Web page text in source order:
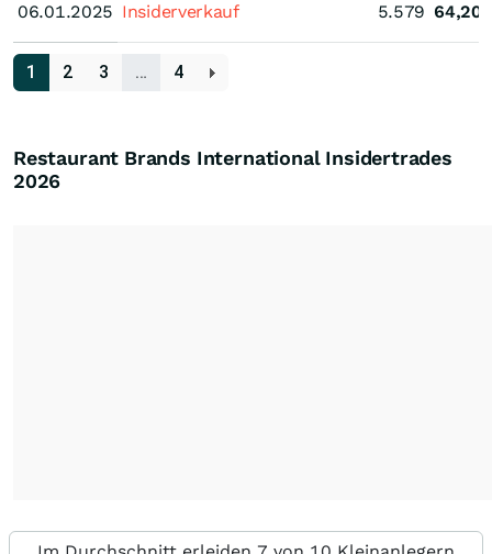
06.01.2025
06.01.2025 Insiderverkauf 5.579 64,20
1 2 3 … 4
Restaurant Brands International Insidertrades
2026